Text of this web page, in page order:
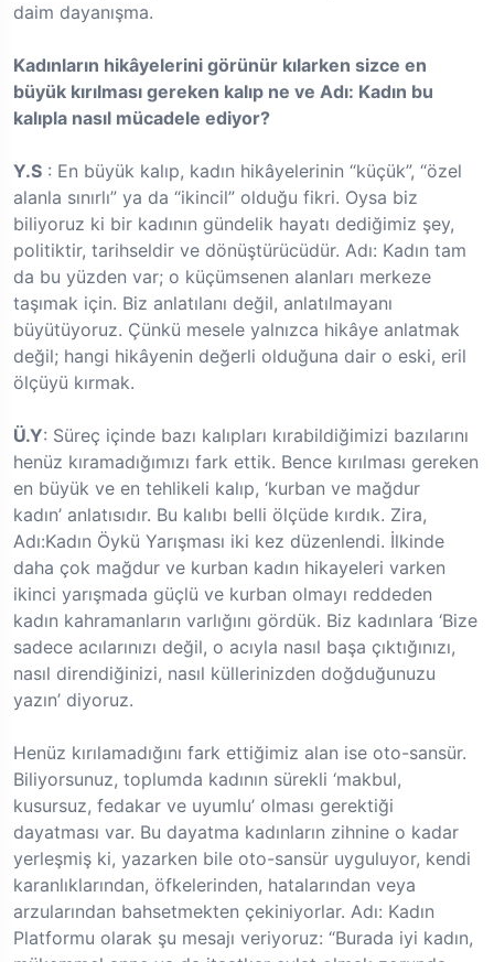
daim dayanışma.
Kadınların hikâyelerini görünür kılarken sizce en
büyük kırılması gereken kalıp ne ve Adı: Kadın bu
kalıpla nasıl mücadele ediyor?
Y.S : En büyük kalıp, kadın hikâyelerinin “küçük”, “özel
alanla sınırlı” ya da “ikincil” olduğu fikri. Oysa biz
biliyoruz ki bir kadının gündelik hayatı dediğimiz şey,
politiktir, tarihseldir ve dönüştürücüdür. Adı: Kadın tam
da bu yüzden var; o küçümsenen alanları merkeze
taşımak için. Biz anlatılanı değil, anlatılmayanı
büyütüyoruz. Çünkü mesele yalnızca hikâye anlatmak
değil; hangi hikâyenin değerli olduğuna dair o eski, eril
ölçüyü kırmak.
Ü.Y: Süreç içinde bazı kalıpları kırabildiğimizi bazılarını
henüz kıramadığımızı fark ettik. Bence kırılması gereken
en büyük ve en tehlikeli kalıp, ‘kurban ve mağdur
kadın’ anlatısıdır. Bu kalıbı belli ölçüde kırdık. Zira,
Adı:Kadın Öykü Yarışması iki kez düzenlendi. İlkinde
daha çok mağdur ve kurban kadın hikayeleri varken
ikinci yarışmada güçlü ve kurban olmayı reddeden
kadın kahramanların varlığını gördük. Biz kadınlara ‘Bize
sadece acılarınızı değil, o acıyla nasıl başa çıktığınızı,
nasıl direndiğinizi, nasıl küllerinizden doğduğunuzu
yazın’ diyoruz.
Henüz kırılamadığını fark ettiğimiz alan ise oto-sansür.
Biliyorsunuz, toplumda kadının sürekli ‘makbul,
kusursuz, fedakar ve uyumlu’ olması gerektiği
dayatması var. Bu dayatma kadınların zihnine o kadar
yerleşmiş ki, yazarken bile oto-sansür uyguluyor, kendi
karanlıklarından, öfkelerinden, hatalarından veya
arzularından bahsetmekten çekiniyorlar. Adı: Kadın
Platformu olarak şu mesajı veriyoruz: “Burada iyi kadın,